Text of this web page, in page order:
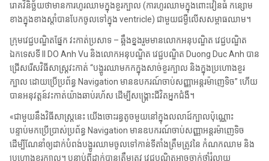
រោគវិនិច្ឆ័យថាមានការហូរឈាមក្នុងខួរក្បាល (ការហូរឈាមក្នុងពោះវៀនធំ កន្សោម
ខាងក្នុងខាងស្តាំបានបែកចូលទៅក្នុង ventricle) ជាមួយជម្ងឺលើសសម្ពាធឈាម។
ក្រុមវេជ្ជបណ្ឌិតផ្នែក វះកាត់ប្រសាទ – ឆ្អឹងខ្នងរួមមានលោកអនុបណ្ឌិត វេជ្ជបណ្ឌិត
ឯកទេសទី II DO Anh Vu និងលោកអនុបណ្ឌិត វេជ្ជបណ្ឌិត Duong Duc Anh បាន
ជ្រើសរើសវិធីសាស្រ្តវះកាត់ “បង្ហូរឈាមកកក្នុងសាច់ខួរក្បាល និងក្នុងប្រហោងខួរ
ក្បាល ដោយប្រើប្រព័ន្ធ Navigation មានឧបករណ៍ចាប់សញ្ញាអន្តរម៉ាញេទិច” ហើយ
បានអនុវត្តន៍វះកាត់យ៉ាងឆាប់រហ័ស ដើម្បីសង្គ្រោះជីវិតអ្នកជំងឺ។
«ជាមួយនឹងវិធីសាស្រ្តនេះ យើងចោះរន្ធតូចមួយនៅក្នុងលលាដ៍ក្បាលប៉ុណ្ណោះ
បន្ទាប់មកប្រើប្រាស់ប្រព័ន្ធ Navigation មានឧបករណ៍ចាប់សញ្ញាអន្តរម៉ាញេទិច
ដើម្បីណែនាំឲ្យដាក់បំពង់បង្ហូរឈាមចូលទៅកាន់ទីតាំងត្រឹមត្រូវនៃ កំណកឈាម និង
ប្រហោងខួរក្បាល។ បន្ទាប់ពីដាក់បានត្រឹមត្រូវ វេជ្ជបណ្ឌិតអាចចាក់ថ្នាំរំលាយ